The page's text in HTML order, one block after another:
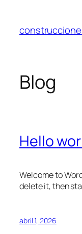
contenido
Blog
Hello
Welcome to
delete it, then
abril 1, 2026